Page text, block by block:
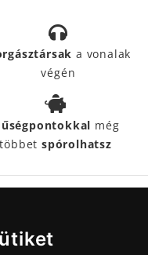
a vonalak
végén
még
többetspórolhatsz
SEGÍTIK